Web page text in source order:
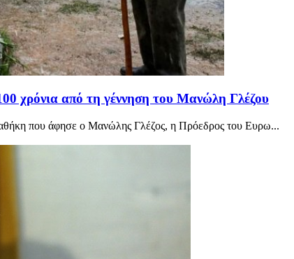
χρόνια από τη γέννηση του Μανώλη Γλέζου
που άφησε ο Μανώλης Γλέζος, η Πρόεδρος του Ευρω...